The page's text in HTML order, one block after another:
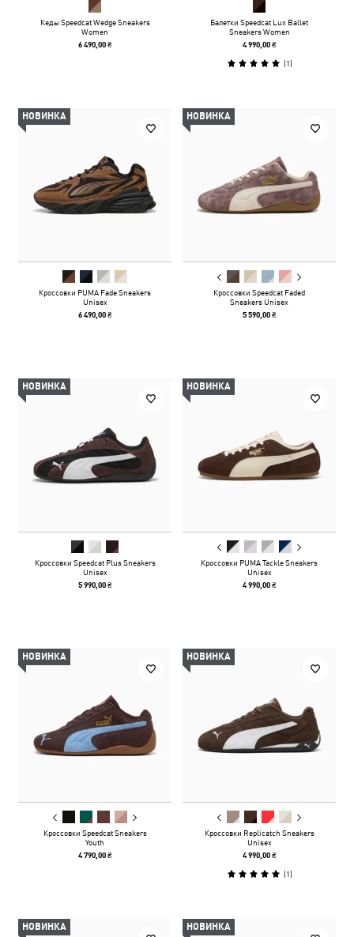
Кеды Speedcat Wedge Sneakers
Women
6 490,00 ₴
Балетки Speedcat Lux Ballet
Sneakers Women
4 990,00 ₴
(1)
НОВИНКА
Кроссовки PUMA Fade Sneakers
Unisex
6 490,00 ₴
НОВИНКА
Кроссовки Speedcat Faded
Sneakers Unisex
5 590,00 ₴
НОВИНКА
Кроссовки Speedcat Plus Sneakers
Unisex
5 990,00 ₴
НОВИНКА
Кроссовки PUMA Tackle Sneakers
Unisex
4 990,00 ₴
НОВИНКА
Кроссовки Speedcat Sneakers
Youth
4 790,00 ₴
НОВИНКА
Кроссовки Replicatch Sneakers
Unisex
4 990,00 ₴
(1)
НОВИНКА НОВИНКА